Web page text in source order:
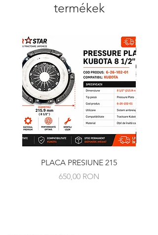
termékek
PLACA PRESIUNE 215
Ár
650,00 RON